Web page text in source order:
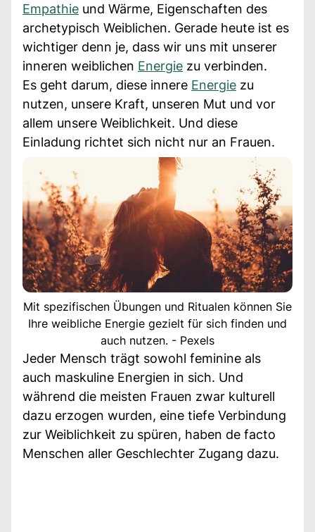
Empathie und Wärme, Eigenschaften des
archetypisch Weiblichen. Gerade heute ist es
wichtiger denn je, dass wir uns mit unserer
inneren weiblichen Energie zu verbinden.
Es geht darum, diese innere Energie zu
nutzen, unsere Kraft, unseren Mut und vor
allem unsere Weiblichkeit. Und diese
Einladung richtet sich nicht nur an Frauen.
Mit spezifischen Übungen und Ritualen können Sie
Ihre weibliche Energie gezielt für sich finden und
auch nutzen. - Pexels
Jeder Mensch trägt sowohl feminine als
auch maskuline Energien in sich. Und
während die meisten Frauen zwar kulturell
dazu erzogen wurden, eine tiefe Verbindung
zur Weiblichkeit zu spüren, haben de facto
Menschen aller Geschlechter Zugang dazu.